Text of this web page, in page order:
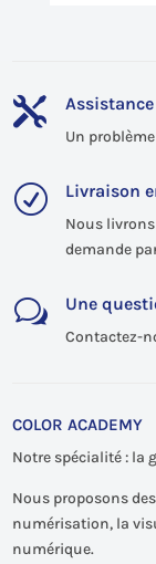

Un
R Livraison
Nous
demande
w Une
Contactez-
COLOR ACADEMY
Notre spécialité : la
Nous proposons
numérisation, la
numérique.